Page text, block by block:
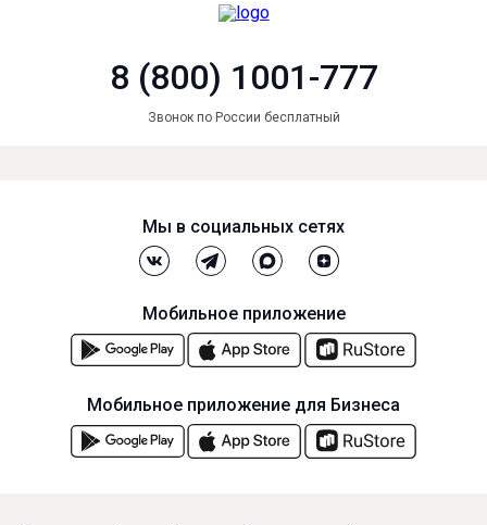
8 (800) 1001-777
Звонок по России бесплатный
Мы в социальных сетях
Мобильное приложение
Мобильное приложение для Бизнеса